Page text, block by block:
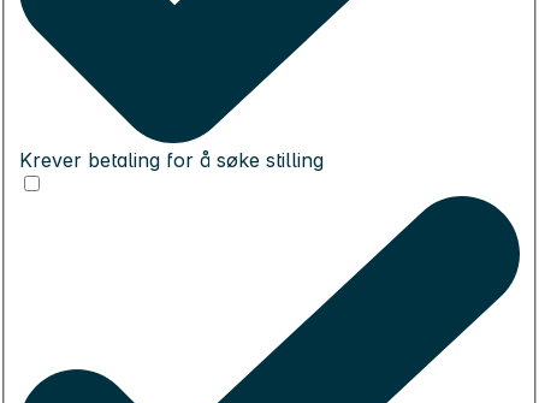
Krever betaling for å søke stilling